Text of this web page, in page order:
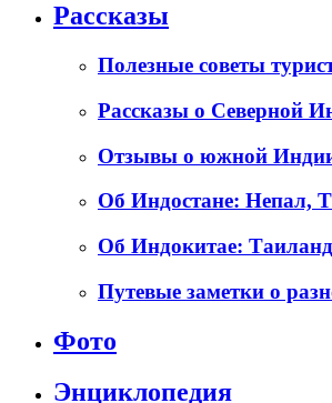
Рассказы
Полезные советы
Рассказы о Северной
Отзывы о южной
Об Индостане: Непал,
Об Индокитае:
Путевые заметки о
Фото
Энциклопедия